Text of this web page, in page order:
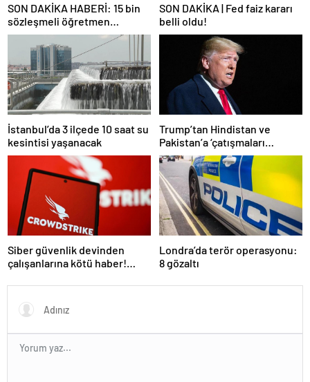
SON DAKİKA HABERİ: 15 bin
sözleşmeli öğretmen
atamasında sözlü sınava hak
kazanan adaylar açıklandı
SON DAKİKA | Fed faiz kararı
belli oldu!
İstanbul’da 3 ilçede 10 saat su
kesintisi yaşanacak
Trump’tan Hindistan ve
Pakistan’a ‘çatışmaları
durdurun’ çağrısı
Siber güvenlik devinden
çalışanlarına kötü haber!
Londra’da terör operasyonu:
8 gözaltı